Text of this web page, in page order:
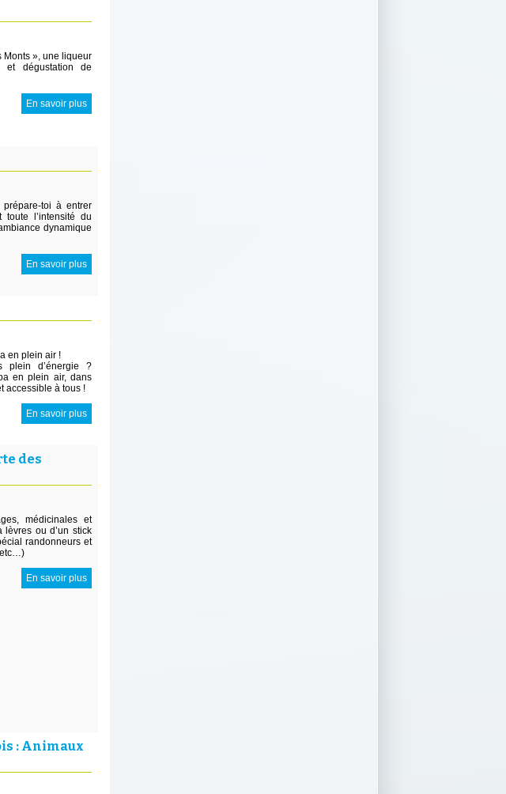
Monts », une liqueur
et dégustation de
En savoir plus
toi à entrer
toute l’intensité du
dynamique
En savoir plus
en plein air !
plein d’énergie ?
en plein air, dans
accessible à tous !
En savoir plus
des
médicinales et
lèvres ou d’un stick
randonneurs et
etc…)
En savoir plus
: Animaux